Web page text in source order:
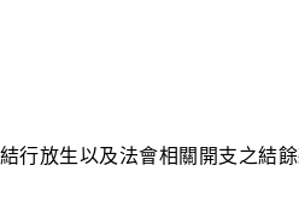
行放生以及法會相關開支之結